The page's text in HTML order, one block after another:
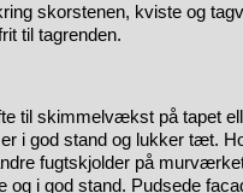
skorstenen, kviste og
til tagrenden.
til skimmelvækst på tapet
i god stand og lukker tæt.
fugtskjolder på
i god stand. Pudsede